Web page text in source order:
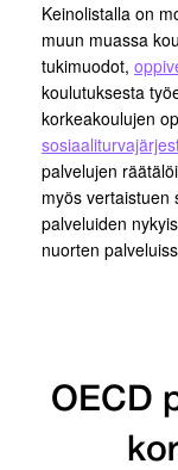
Keinolistalla on
muun muassa
tukimuodot,
koulutuksesta
korkeakoulujen
palvelujen
myös vertaistuen
palveluiden
nuorten
OECD